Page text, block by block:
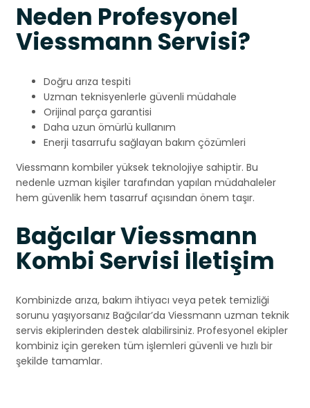
Neden Profesyonel
Viessmann Servisi?
Doğru arıza tespiti
Uzman teknisyenlerle güvenli müdahale
Orijinal parça garantisi
Daha uzun ömürlü kullanım
Enerji tasarrufu sağlayan bakım çözümleri
Viessmann kombiler yüksek teknolojiye sahiptir. Bu
nedenle uzman kişiler tarafından yapılan müdahaleler
hem güvenlik hem tasarruf açısından önem taşır.
Bağcılar Viessmann
Kombi Servisi İletişim
Kombinizde arıza, bakım ihtiyacı veya petek temizliği
sorunu yaşıyorsanız Bağcılar’da Viessmann uzman teknik
servis ekiplerinden destek alabilirsiniz. Profesyonel ekipler
kombiniz için gereken tüm işlemleri güvenli ve hızlı bir
şekilde tamamlar.